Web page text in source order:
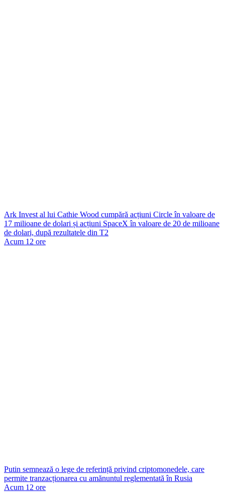
Ark Invest al lui Cathie Wood cumpără acțiuni Circle în valoare de
17 milioane de dolari și acțiuni SpaceX în valoare de 20 de milioane
de dolari, după rezultatele din T2
Acum 12 ore
Putin semnează o lege de referință privind criptomonedele, care
permite tranzacționarea cu amănuntul reglementată în Rusia
Acum 12 ore